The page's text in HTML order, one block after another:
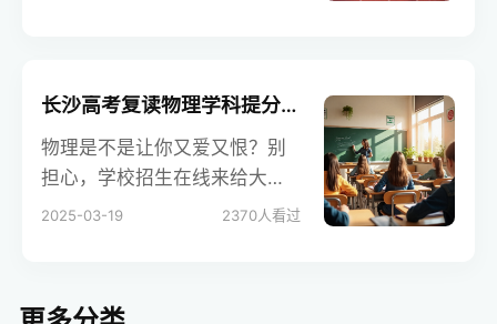
这一问题，帮助家长和学生做长沙高考复读物理学科提分策略
物理是不是让你又爱又恨？别
担心，学校招生在线来给大家
支招啦。今天这篇关于长沙高
2025-03-19 2370人看过